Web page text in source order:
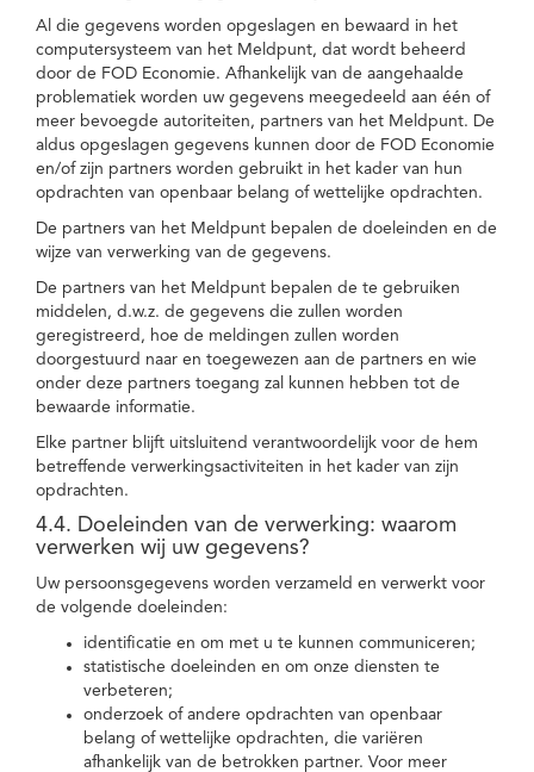
Al die gegevens worden opgeslagen en bewaard in het
computersysteem van het Meldpunt, dat wordt beheerd
door de FOD Economie. Afhankelijk van de aangehaalde
problematiek worden uw gegevens meegedeeld aan één of
meer bevoegde autoriteiten, partners van het Meldpunt. De
aldus opgeslagen gegevens kunnen door de FOD Economie
en/of zijn partners worden gebruikt in het kader van hun
opdrachten van openbaar belang of wettelijke opdrachten.
De partners van het Meldpunt bepalen de doeleinden en de
wijze van verwerking van de gegevens.
De partners van het Meldpunt bepalen de te gebruiken
middelen, d.w.z. de gegevens die zullen worden
geregistreerd, hoe de meldingen zullen worden
doorgestuurd naar en toegewezen aan de partners en wie
onder deze partners toegang zal kunnen hebben tot de
bewaarde informatie.
Elke partner blijft uitsluitend verantwoordelijk voor de hem
betreffende verwerkingsactiviteiten in het kader van zijn
opdrachten.
4.4. Doeleinden van de verwerking: waarom
verwerken wij uw gegevens?
Uw persoonsgegevens worden verzameld en verwerkt voor
de volgende doeleinden:
identificatie en om met u te kunnen communiceren;
statistische doeleinden en om onze diensten te
verbeteren;
onderzoek of andere opdrachten van openbaar
belang of wettelijke opdrachten, die variëren
afhankelijk van de betrokken partner. Voor meer